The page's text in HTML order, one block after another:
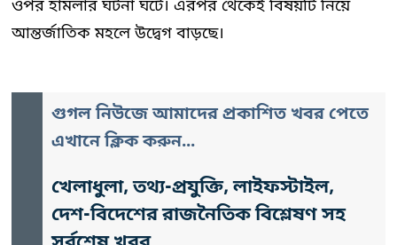
ওপর হামলার ঘটনা ঘটে। এরপর থেকেই বিষয়টি নিয়ে
আন্তর্জাতিক মহলে উদ্বেগ বাড়ছে।
গুগল নিউজে আমাদের প্রকাশিত খবর পেতে
এখানে ক্লিক করুন...
খেলাধুলা, তথ্য-প্রযুক্তি, লাইফস্টাইল,
দেশ-বিদেশের রাজনৈতিক বিশ্লেষণ সহ